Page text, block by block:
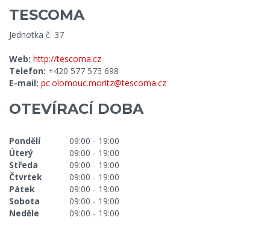
TESCOMA
Jednotka č. 37
Web: http://tescoma.cz
Telefon: +420 577 575 698
E-mail: pc.olomouc.moritz@tescoma.cz
OTEVÍRACÍ DOBA
Pondělí
09:00 - 19:00
Úterý
09:00 - 19:00
Středa
09:00 - 19:00
Čtvrtek
09:00 - 19:00
Pátek
09:00 - 19:00
Sobota
09:00 - 19:00
Neděle
09:00 - 19:00